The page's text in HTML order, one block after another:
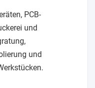
PCB-
und
und